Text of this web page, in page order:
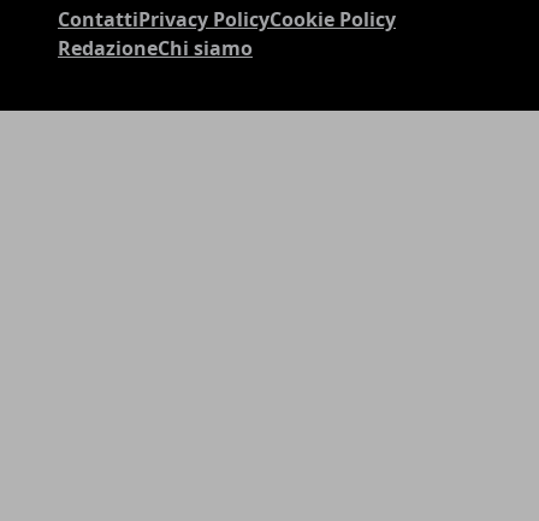
ContattiPrivacy PolicyCookie Policy
RedazioneChi siamo